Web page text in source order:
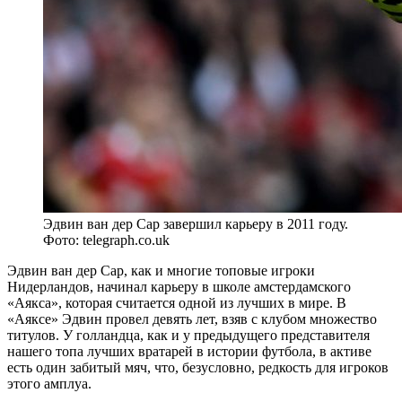
Эдвин ван дер Сар завершил карьеру в 2011 году.
Фото: telegraph.co.uk
Эдвин ван дер Сар, как и многие топовые игроки
Нидерландов, начинал карьеру в школе амстердамского
«Аякса», которая считается одной из лучших в мире. В
«Аяксе» Эдвин провел девять лет, взяв с клубом множество
титулов. У голландца, как и у предыдущего представителя
нашего топа лучших вратарей в истории футбола, в активе
есть один забитый мяч, что, безусловно, редкость для игроков
этого амплуа.